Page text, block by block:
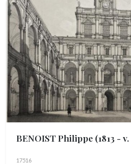
BENOIST Philippe (1813 -
17516